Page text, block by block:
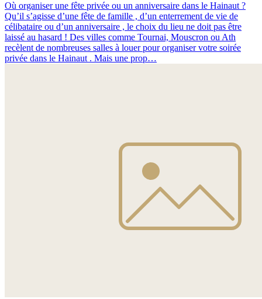
Où organiser une fête privée ou un anniversaire dans le Hainaut ?
Qu’il s’agisse d’une fête de famille , d’un enterrement de vie de
célibataire ou d’un anniversaire , le choix du lieu ne doit pas être
laissé au hasard ! Des villes comme Tournai, Mouscron ou Ath
recèlent de nombreuses salles à louer pour organiser votre soirée
privée dans le Hainaut . Mais une prop…